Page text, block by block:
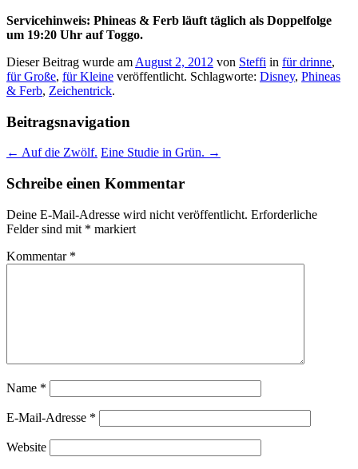
Servicehinweis: Phineas & Ferb läuft täglich als Doppelfolge
um 19:20 Uhr auf Toggo.
Dieser Beitrag wurde am August 2, 2012 von Steffi in für drinne,
für Große, für Kleine veröffentlicht. Schlagworte: Disney, Phineas
& Ferb, Zeichentrick.
Beitragsnavigation
← Auf die Zwölf. Eine Studie in Grün. →
Schreibe einen Kommentar
Deine E-Mail-Adresse wird nicht veröffentlicht. Erforderliche
Felder sind mit * markiert
Kommentar *
Name *
E-Mail-Adresse *
Website